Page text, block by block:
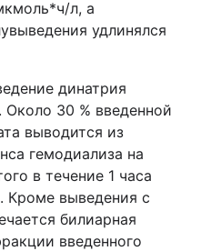
л, а
удлинялся
динатрия
Около 30 % введенной
выводится из
гемодиализа на
в течение 1 часа
Кроме выведения с
билиарная
введенного